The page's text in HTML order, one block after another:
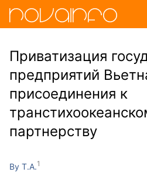
Приватизация
предприятий
присоединения к
партнерству
Ву Т.А.